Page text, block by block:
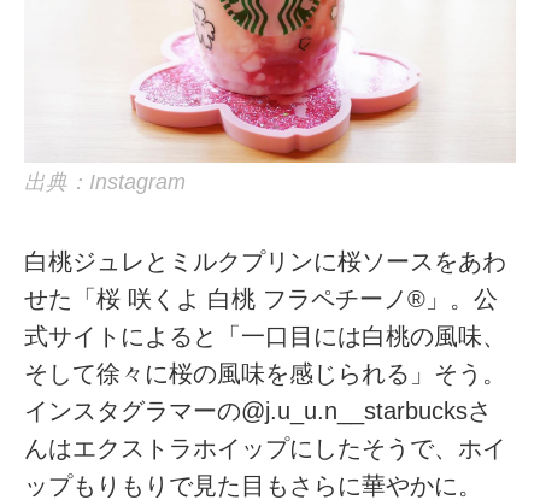
出典：Instagram
白桃ジュレとミルクプリンに桜ソースをあわ
せた「桜 咲くよ 白桃 フラペチーノ®」。公
式サイトによると「一口目には白桃の風味、
そして徐々に桜の風味を感じられる」そう。
インスタグラマーの@j.u_u.n__starbucksさ
んはエクストラホイップにしたそうで、ホイ
ップもりもりで見た目もさらに華やかに。